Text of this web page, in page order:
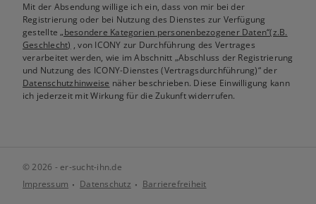
Mit der Absendung willige ich ein, dass von mir bei der
Registrierung oder bei Nutzung des Dienstes zur Verfügung
gestellte„besondere Kategorien personenbezogener Daten“(z.B.
Geschlecht) , von ICONY zur Durchführung des Vertrages
verarbeitet werden, wie im Abschnitt „Abschluss der Registrierung
und Nutzung des ICONY-Dienstes (Vertragsdurchführung)“ der
Datenschutzhinweise näher beschrieben. Diese Einwilligung kann
ich jederzeit mit Wirkung für die Zukunft widerrufen.
© 2026 - er-sucht-ihn.de
Impressum
Datenschutz Barrierefreiheit